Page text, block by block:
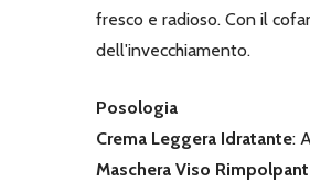
fresco e radioso. Con il
dell'invecchiamento.
Posologia
Crema Leggera Idratante:
Maschera Viso